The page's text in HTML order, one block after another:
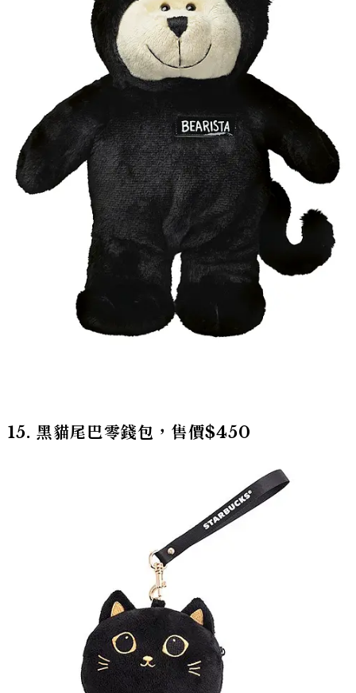
15. 黑貓尾巴零錢包，售價$450